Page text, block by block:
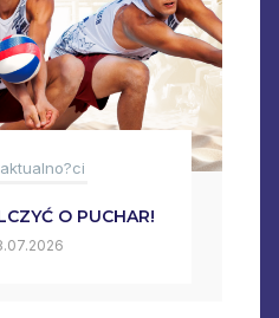
O PUCHAR!